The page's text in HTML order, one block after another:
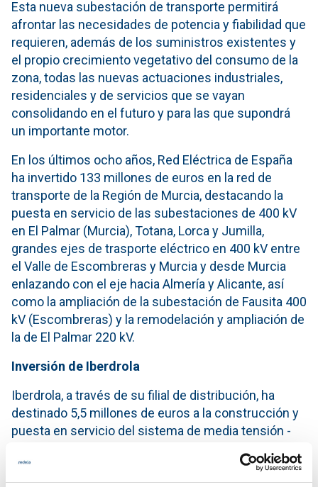
Esta nueva subestación de transporte permitirá
afrontar las necesidades de potencia y fiabilidad que
requieren, además de los suministros existentes y
el propio crecimiento vegetativo del consumo de la
zona, todas las nuevas actuaciones industriales,
residenciales y de servicios que se vayan
consolidando en el futuro y para las que supondrá
un importante motor.
En los últimos ocho años, Red Eléctrica de España
ha invertido 133 millones de euros en la red de
transporte de la Región de Murcia, destacando la
puesta en servicio de las subestaciones de 400 kV
en El Palmar (Murcia), Totana, Lorca y Jumilla,
grandes ejes de trasporte eléctrico en 400 kV entre
el Valle de Escombreras y Murcia y desde Murcia
enlazando con el eje hacia Almería y Alicante, así
como la ampliación de la subestación de Fausita 400
kV (Escombreras) y la remodelación y ampliación de
la de El Palmar 220 kV.
Inversión de Iberdrola
Iberdrola, a través de su filial de distribución, ha
destinado 5,5 millones de euros a la construcción y
puesta en servicio del sistema de media tensión -
transformador de potencia de 50 MVA (mega voltio
amperios) en la subestación transformadora